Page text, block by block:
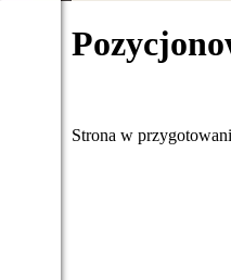
Strona w